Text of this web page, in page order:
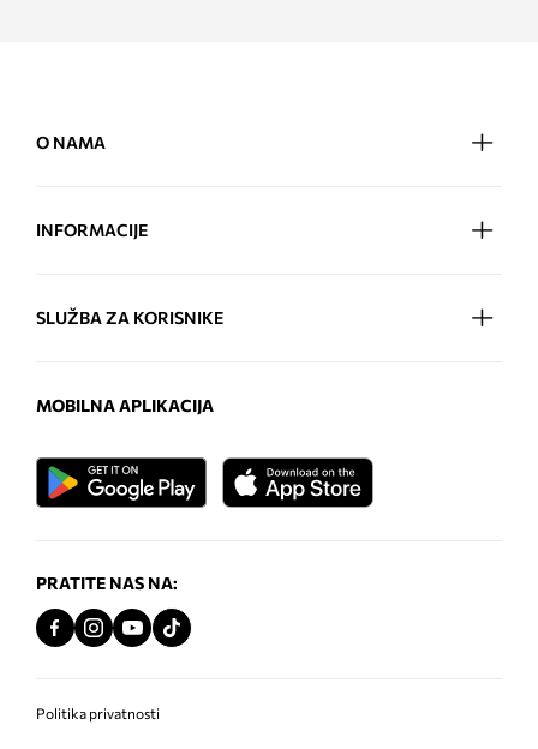
O NAMA
INFORMACIJE
SLUŽBA ZA KORISNIKE
MOBILNA APLIKACIJA
PRATITE NAS NA:
Politika privatnosti